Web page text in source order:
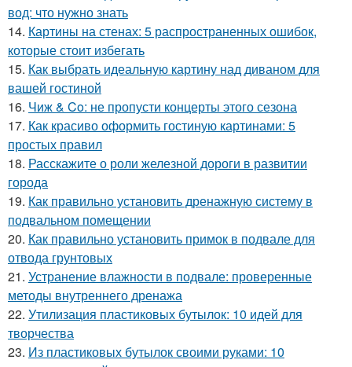
вод: что нужно знать
14. Картины на стенах: 5 распространенных ошибок,
которые стоит избегать
15. Как выбрать идеальную картину над диваном для
вашей гостиной
16. Чиж & Co: не пропусти концерты этого сезона
17. Как красиво оформить гостиную картинами: 5
простых правил
18. Расскажите о роли железной дороги в развитии
города
19. Как правильно установить дренажную систему в
подвальном помещении
20. Как правильно установить примок в подвале для
отвода грунтовых
21. Устранение влажности в подвале: проверенные
методы внутреннего дренажа
22. Утилизация пластиковых бутылок: 10 идей для
творчества
23. Из пластиковых бутылок своими руками: 10